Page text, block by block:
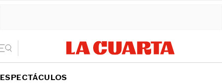
ESPECTÁCULOS